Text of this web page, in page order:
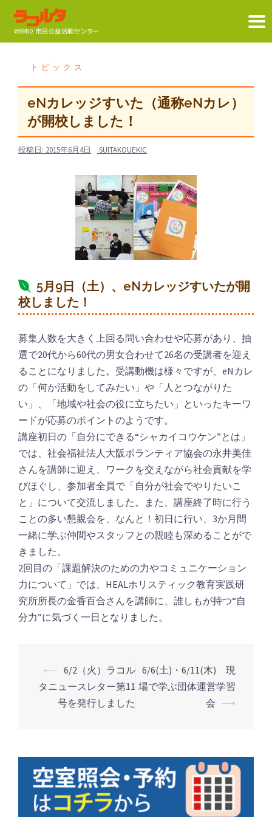
トピックス
eNカレッジすいた（通称eNカレ）
が開校しました！
投稿日: 2015年6月4日 SUITAKOUEKIC
5月9日（土）、eNカレッジすいたが開
校しました！
募集人数を大きく上回る問い合わせや応募があり、抽
選で20代から60代の男女合わせて26名の受講者を迎え
ることになりました。受講動機は様々ですが、eNカレ
の「何か活動をしてみたい」や「人とつながりた
い」、「地域や社会の役に立ちたい」といったキーワ
ードが応募のポイントのようです。
講座初日の「自分にできる“シャカイコウケン”とは」
では、社会福祉法人大阪ボランティア協会の永井美佳
さんを講師に迎え、ワークを交えながら社会貢献を学
びほぐし、参加者全員で「自分が社会でやりたいこ
と」について交流しました。また、講座終了時に行う
ことの多い懇親会を、なんと！初日に行い、3か月間
一緒に学ぶ仲間やスタッフとの親睦も深めることがで
きました。
2回目の「課題解決のための力やコミュニケーション
力について」では、HEALホリスティック教育実践研
究所所長の金香百合さんを講師に、誰しもが持つ“自
分力”に気づく一日となりました。
投
ゲ
ー
シ
ョ
⟵ 6/2（火）ラコル
タニュースレター第11
号を発行しました
6/6(土)・6/11(木) 現
場で学ぶ団体運営学習
会 ⟶